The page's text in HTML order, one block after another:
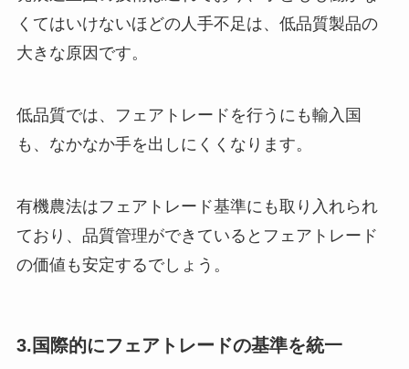
くてはいけないほどの人手不足は、低品質製品の
大きな原因です。
低品質では、フェアトレードを行うにも輸入国
も、なかなか手を出しにくくなります。
有機農法はフェアトレード基準にも取り入れられ
ており、品質管理ができているとフェアトレード
の価値も安定するでしょう。
3.国際的にフェアトレードの基準を統一